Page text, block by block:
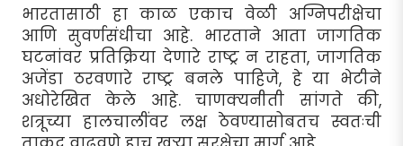
भारतासाठी हा काळ एकाच वेळी अग्निपरीक्षेचा
आणि सुवर्णसंधीचा आहे. भारताने आता जागतिक
घटनांवर प्रतिक्रिया देणारे राष्ट्र न राहता, जागतिक
अजेंडा ठरवणारे राष्ट्र बनले पाहिजे, हे या भेटीने
अधोरेखित केले आहे. चाणक्यनीती सांगते की,
शत्रूच्या हालचालींवर लक्ष ठेवण्यासोबतच स्वतःची